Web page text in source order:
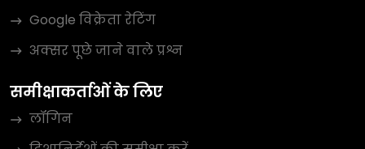
Google विक्रेता रेटिंग
अक्सर पूछे जाने वाले प्रश्न
समीक्षाकर्ताओं के लिए
लॉगिन